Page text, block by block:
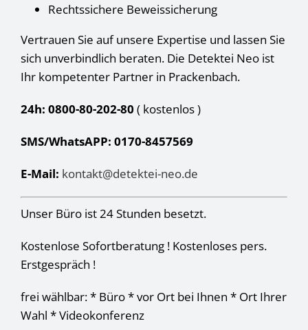
Rechtssichere Beweissicherung
Vertrauen Sie auf unsere Expertise und lassen Sie
sich unverbindlich beraten. Die Detektei Neo ist
Ihr kompetenter Partner in Prackenbach.
24h: 0800-80-202-80 ( kostenlos)
SMS/WhatsAPP: 0170-8457569
E-Mail: kontakt@detektei-neo.de
Unser Büro ist 24 Stunden besetzt.
Kostenlose Sofortberatung ! Kostenloses pers.
Erstgespräch !
frei wählbar: * Büro * vor Ort bei Ihnen * Ort Ihrer
Wahl * Videokonferenz